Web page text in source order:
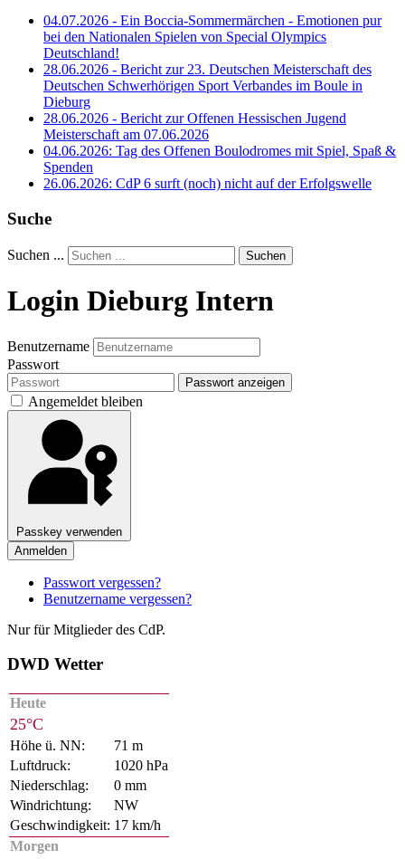
04.07.2026 - Ein Boccia-Sommermärchen - Emotionen pur
bei den Nationalen Spielen von Special Olympics
Deutschland!
28.06.2026 - Bericht zur 23. Deutschen Meisterschaft des
Deutschen Schwerhörigen Sport Verbandes im Boule in
Dieburg
28.06.2026 - Bericht zur Offenen Hessischen Jugend
Meisterschaft am 07.06.2026
04.06.2026: Tag des Offenen Boulodromes mit Spiel, Spaß &
Spenden
26.06.2026: CdP 6 surft (noch) nicht auf der Erfolgswelle
Suche
Suchen ... Suchen
Login Dieburg Intern
Benutzername
Passwort
Passwort anzeigen
Angemeldet bleiben
Passkey verwenden
Anmelden
Passwort vergessen?
Benutzername vergessen?
Nur für Mitglieder des CdP.
DWD Wetter
Heute
25°C
Höhe ü. NN:
71 m
Luftdruck:
1020 hPa
Niederschlag:
0 mm
Windrichtung:
NW
Geschwindigkeit: 17 km/h
Morgen